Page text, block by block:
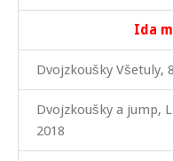
Ida
Dvojzkoušky Všetuly,
Dvojzkoušky a jump,
2018